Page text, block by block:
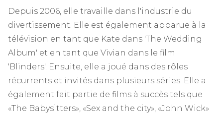
Depuis 2006, elle travaille dans l'industrie du
divertissement. Elle est également apparue à la
télévision en tant que Kate dans 'The Wedding
Album' et en tant que Vivian dans le film
'Blinders'. Ensuite, elle a joué dans des rôles
récurrents et invités dans plusieurs séries. Elle a
également fait partie de films à succès tels que
«The Babysitters», «Sex and the city», «John Wick»